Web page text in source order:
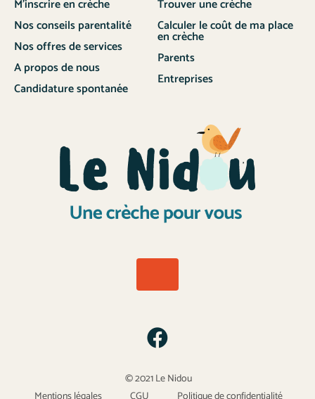
M’inscrire en crèche
Nos conseils parentalité
Nos offres de services
A propos de nous
Candidature spontanée
Trouver une crèche
Calculer le coût de ma place
en crèche
Parents
Entreprises
© 2021 Le Nidou